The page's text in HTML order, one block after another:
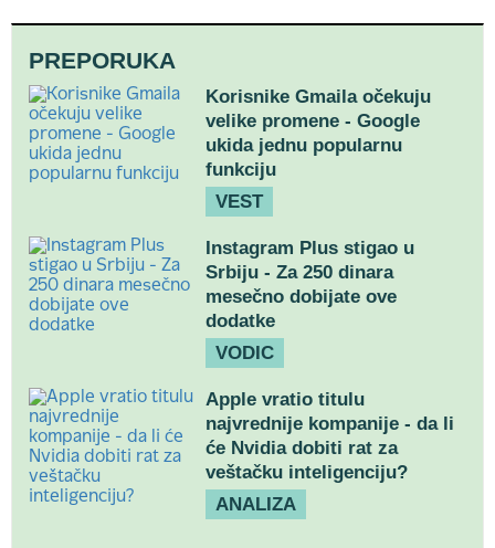
PREPORUKA
Korisnike Gmaila očekuju
velike promene - Google
ukida jednu popularnu
funkciju
VEST
Instagram Plus stigao u
Srbiju - Za 250 dinara
mesečno dobijate ove
dodatke
VODIC
Apple vratio titulu
najvrednije kompanije - da li
će Nvidia dobiti rat za
veštačku inteligenciju?
ANALIZA